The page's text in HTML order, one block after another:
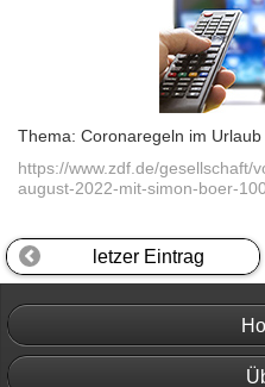
Thema: Coronaregeln im Urlaub
https://www.zdf.de/gesellschaft/
august-2022-mit-simon-boer-
letzer Eintrag